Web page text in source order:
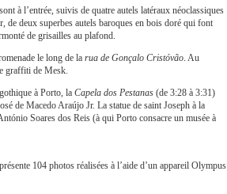
à l’entrée, suivis de quatre autels latéraux néoclassiques
de deux superbes autels baroques en bois doré qui font
de grisailles au plafond.
le long de la rua de Gonçalo Cristóvão. Au
graffiti de Mesk.
à Porto, la Capela dos Pestanas (de 3:28 à 3:31)
de Macedo Araújo Jr. La statue de saint Joseph à la
Soares dos Reis (à qui Porto consacre un musée à
104 photos réalisées à l’aide d’un appareil Olympus